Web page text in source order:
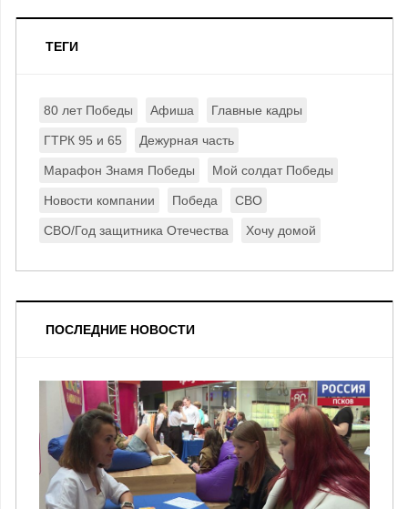
ТЕГИ
80 лет Победы Афиша Главные кадры
ГТРК 95 и 65 Дежурная часть
Марафон Знамя Победы Мой солдат Победы
Новости компании Победа СВО
СВО/Год защитника Отечества Хочу домой
ПОСЛЕДНИЕ НОВОСТИ